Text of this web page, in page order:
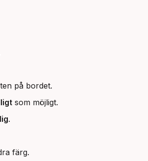
på bordet.
som möjligt.
.
färg.